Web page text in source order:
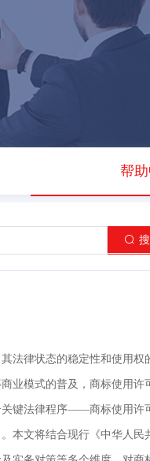
帮
法律状态的稳定性和使用权
业模式的普及，商标使用许
键法律程序——商标使用许
本文将结合现行《中华人民